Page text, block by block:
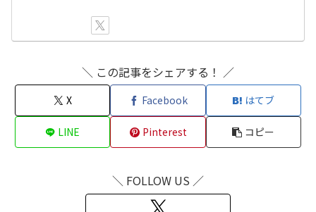
＼ この記事をシェアする！ ／
X Facebook はてブ
LINE Pinterest コピー
＼ FOLLOW US ／